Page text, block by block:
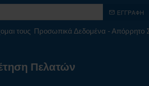
ΕΓΓΡΑΦΉ
τους Προσωπικά Δεδομένα - Απόρρητο
Πελατών